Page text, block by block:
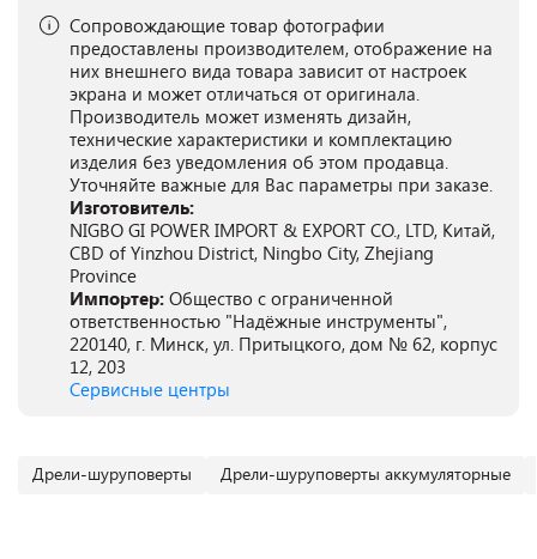
Сопровождающие товар фотографии
предоставлены производителем, отображение на
них внешнего вида товара зависит от настроек
экрана и может отличаться от оригинала.
Производитель может изменять дизайн,
технические характеристики и комплектацию
изделия без уведомления об этом продавца.
Уточняйте важные для Вас параметры при заказе.
Изготовитель:
NIGBO GI POWER IMPORT & EXPORT CO., LTD, Китай,
CBD of Yinzhou District, Ningbo City, Zhejiang
Province
Импортер: Общество с ограниченной
ответственностью "Надёжные инструменты",
220140, г. Минск, ул. Притыцкого, дом № 62, корпус
12, 203
Сервисные центры
Дрели-шуруповерты Дрели-шуруповерты аккумуляторные